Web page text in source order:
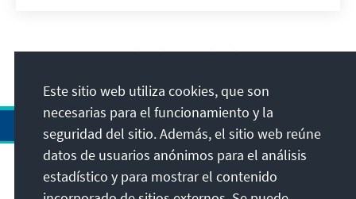
Dirección
Este sitio web utiliza cookies, que son
necesarias para el funcionamiento y la
seguridad del sitio. Además, el sitio web reúne
datos de usuarios anónimos para el análisis
estadístico y para mostrar el contenido